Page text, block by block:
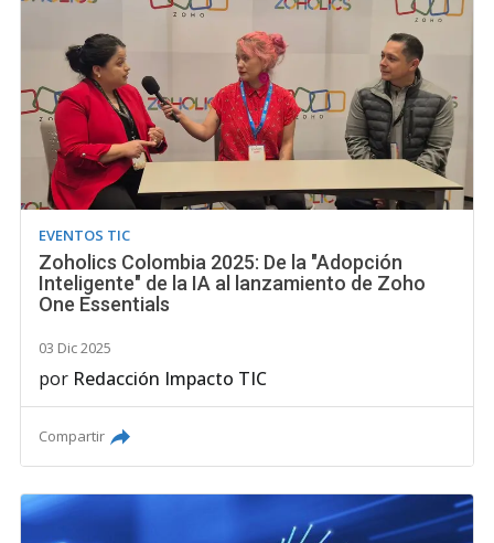
EVENTOS TIC
Zoholics Colombia 2025: De la "Adopción
Inteligente" de la IA al lanzamiento de Zoho
One Essentials
03 Dic 2025
por Redacción Impacto TIC
Compartir